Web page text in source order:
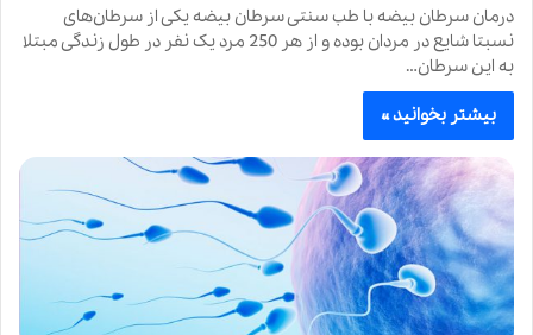
درمان سرطان بیضه با طب سنتی سرطان بیضه یکی از سرطان‌های
نسبتا شایع در مردان بوده و از هر 250 مرد یک نفر در طول زندگی مبتلا
به این سرطان…
بیشتر بخوانید »